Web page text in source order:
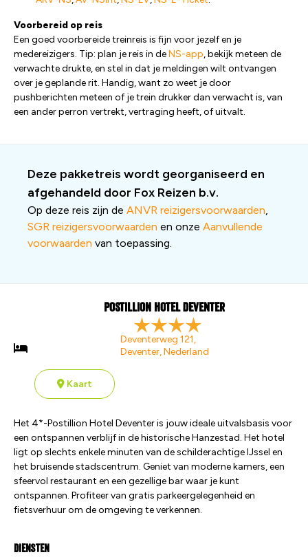
Voorbereid op reis
Een goed voorbereide treinreis is fijn voor jezelf en je
medereizigers. Tip: plan je reis in deNS-app, bekijk meteen de
verwachte drukte, en stel in dat je meldingen wilt ontvangen
over je geplande rit. Handig, want zo weet je door
pushberichten meteen of je trein drukker dan verwacht is, van
een ander perron vertrekt, vertraging heeft, of uitvalt.
Deze pakketreis wordt georganiseerd en
afgehandeld door Fox Reizen b.v.
Op deze reis zijn de ANVR reizigersvoorwaarden,
SGR reizigersvoorwaarden en onze Aanvullende
voorwaarden van toepassing.
Postillion Hotel Deventer
Deventerweg 121,
Deventer, Nederland
Kaart
Het 4*-Postillion Hotel Deventer is jouw ideale uitvalsbasis voor
een ontspannen verblijf in de historische Hanzestad. Het hotel
ligt op slechts enkele minuten van de schilderachtige IJssel en
het bruisende stadscentrum. Geniet van moderne kamers, een
sfeervol restaurant en een gezellige bar waar je kunt
ontspannen. Profiteer van gratis parkeergelegenheid en
fietsverhuur om de omgeving te verkennen.
Diensten